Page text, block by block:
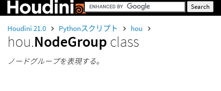
Houdini 21.0 Pythonスクリプト hou
hou.NodeGroup class
ノードグループを表現する。